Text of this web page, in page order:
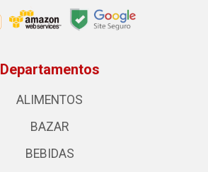
Departamentos
ALIMENTOS
BAZAR
BEBIDAS